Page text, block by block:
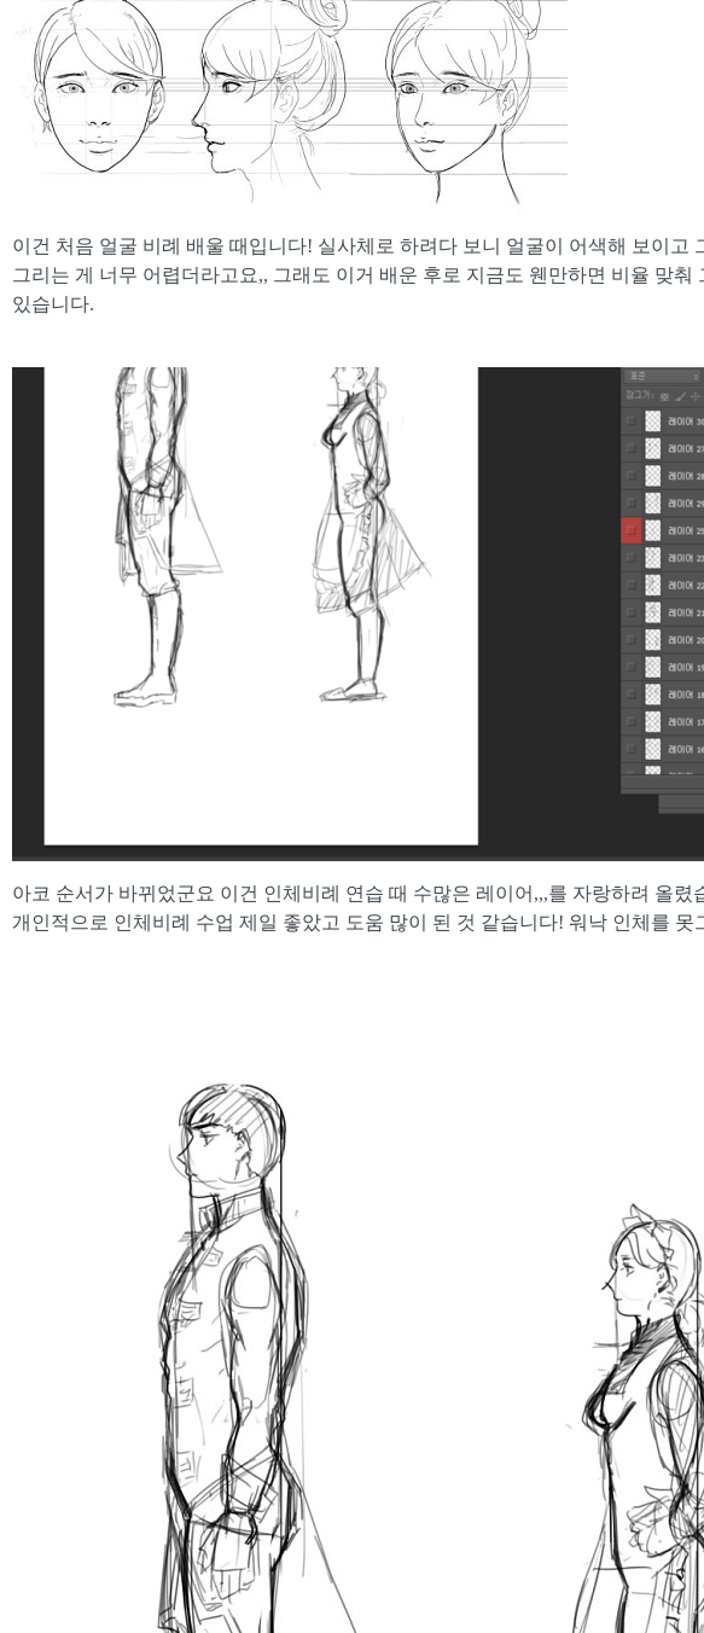
이건 처음 얼굴 비례 배울 때입니다! 실사체로 하려다 보니 얼굴이 어색해 보이고
그리는 게 너무 어렵더라고요,, 그래도 이거 배운 후로 지금도 웬만하면 비율 맞춰
있습니다.
아코 순서가 바뀌었군요 이건 인체비례 연습 때 수많은 레이어,,,를 자랑하려 올렸
개인적으로 인체비례 수업 제일 좋았고 도움 많이 된 것 같습니다! 워낙 인체를 못